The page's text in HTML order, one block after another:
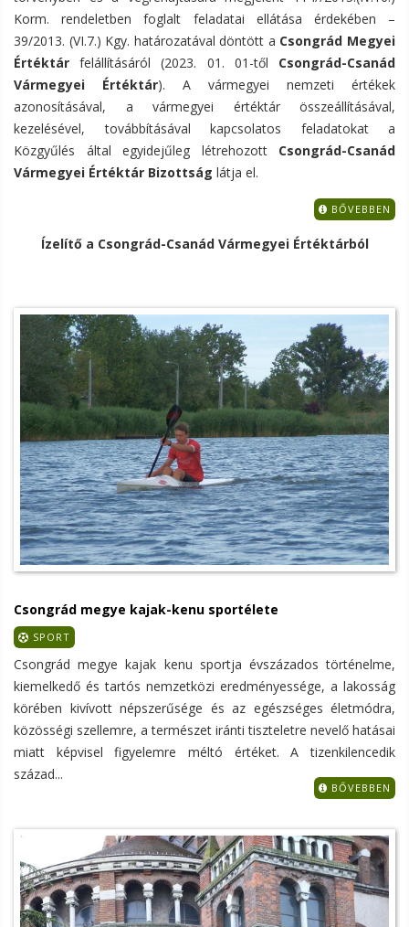
Korm. rendeletben foglalt feladatai ellátása érdekében –
39/2013. (VI.7.) Kgy. határozatával döntött a Csongrád Megyei
Értéktár felállításáról (2023. 01. 01-től Csongrád-Csanád
Vármegyei Értéktár). A vármegyei nemzeti értékek
azonosításával, a vármegyei értéktár összeállításával,
kezelésével, továbbításával kapcsolatos feladatokat a
Közgyűlés által egyidejűleg létrehozott Csongrád-Csanád
Vármegyei Értéktár Bizottság látja el.
BŐVEBBEN
Ízelítő a Csongrád-Csanád Vármegyei Értéktárból
Csongrád megye kajak-kenu sportélete
SPORT
Csongrád megye kajak kenu sportja évszázados történelme,
kiemelkedő és tartós nemzetközi eredményessége, a lakosság
körében kivívott népszerűsége és az egészséges életmódra,
közösségi szellemre, a természet iránti tiszteletre nevelő hatásai
miatt képvisel figyelemre méltó értéket. A tizenkilencedik
század...
BŐVEBBEN